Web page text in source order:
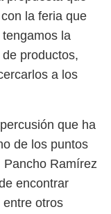
la feria que
la
productos,
a los
que ha
de los puntos
Ramírez
encontrar
otros